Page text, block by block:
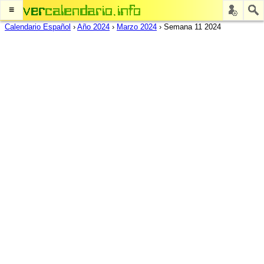
≡
Calendario Español › Año 2024 › Marzo 2024 › Semana 11 2024